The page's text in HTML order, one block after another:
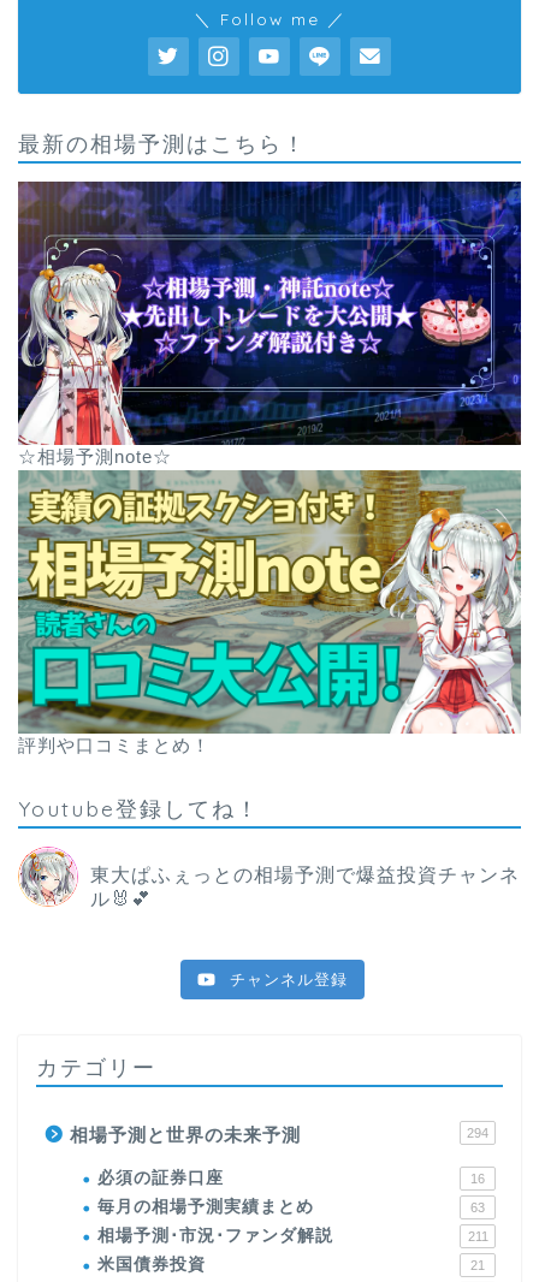
＼ Follow me ／
最新の相場予測はこちら！
☆相場予測note☆
評判や口コミまとめ！
Youtube登録してね！
東大ぱふぇっとの相場予測で爆益投資チャンネ
ル🐰💕
チャンネル登録
カテゴリー
相場予測と世界の未来予測 294
必須の証券口座 16
毎月の相場予測実績まとめ 63
相場予測･市況･ファンダ解説 211
米国債券投資 21